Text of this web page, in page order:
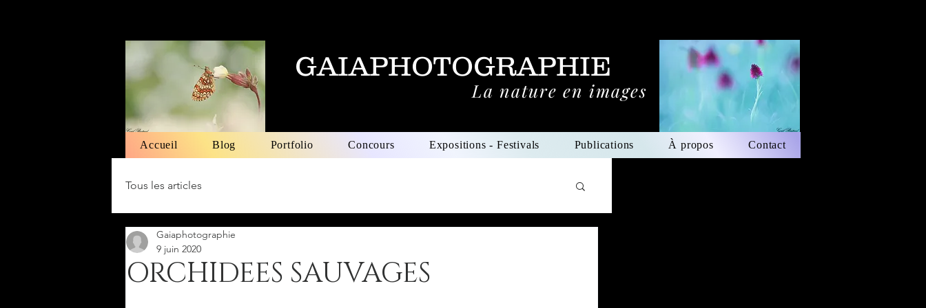
GAIAPHOTOGRAPHIE
La nature en images
Accueil Blog Portfolio Concours Expositions - Festivals Publications À propos Contact
Tous les articles
ORCHIDEES SAUVAGES
Gaiaphotographie
9 juin 2020